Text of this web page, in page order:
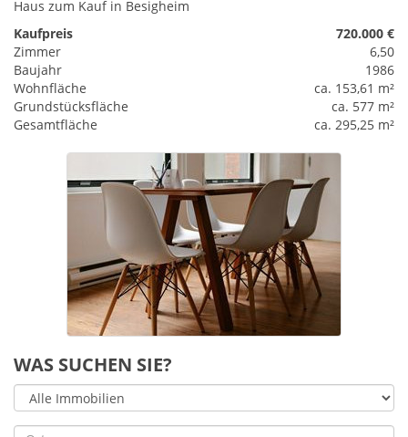
Haus zum Kauf in Besigheim
Kaufpreis
720.000 €
Zimmer
6,50
Baujahr
1986
Wohnfläche
ca. 153,61 m²
Grundstücksfläche
ca. 577 m²
Gesamtfläche
ca. 295,25 m²
WAS SUCHEN SIE?